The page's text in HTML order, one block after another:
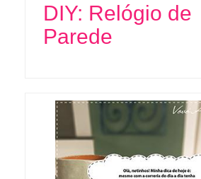
DIY: Relógio de
Parede